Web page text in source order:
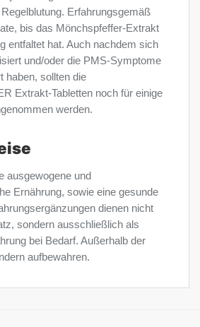
Erfahrungsgemäß
bis das Mönchspfeffer-Extrakt
entfaltet hat. Auch nachdem sich
und/oder die PMS-Symptome
haben, sollten die
Extrakt-Tabletten noch für einige
werden.
ausgewogene und
Ernährung, sowie eine gesunde
dienen nicht
sondern ausschließlich als
bei Bedarf. Außerhalb der
aufbewahren.